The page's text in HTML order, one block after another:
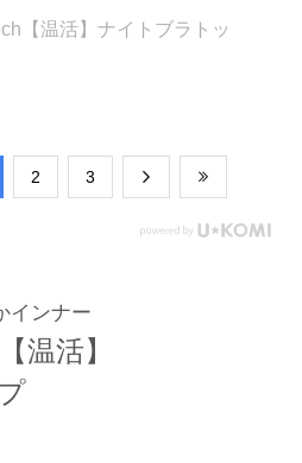
【温活】ナイトブラトッ
​2 ​3
インナー
温活】